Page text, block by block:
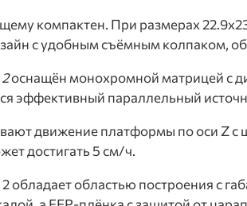
компактен. При размерах
с удобным съёмным колпаком,
оснащён монохромной матрицей с
эффективный параллельный
движение платформы по оси Z с
достигать 5 см/ч.
обладает областью построения с